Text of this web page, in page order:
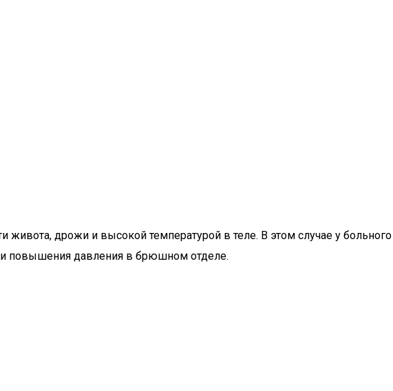
дрожи и высокой температурой в теле. В этом случае у больного
и повышения давления в брюшном отделе.